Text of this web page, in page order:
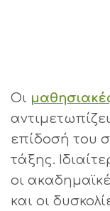
Οι
επίδοσή του
τάξης.
οι
και οι